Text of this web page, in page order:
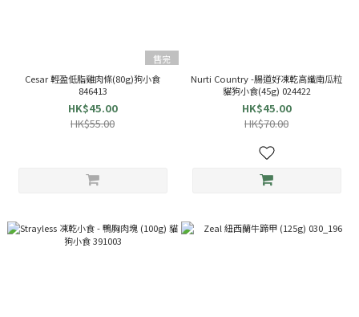
售完
Cesar 輕盈低脂雞肉條(80g)狗小食
846413
HK$45.00
HK$55.00
Nurti Country -腸道好凍乾高纖南瓜粒
貓狗小食(45g) 024422
HK$45.00
HK$70.00